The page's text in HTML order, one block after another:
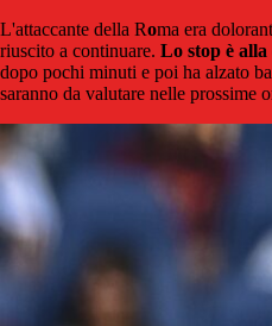
L'attaccante della Roma era
riuscito a continuare. Lo stop è alla
dopo pochi minuti e poi ha alzato
saranno da valutare nelle prossime